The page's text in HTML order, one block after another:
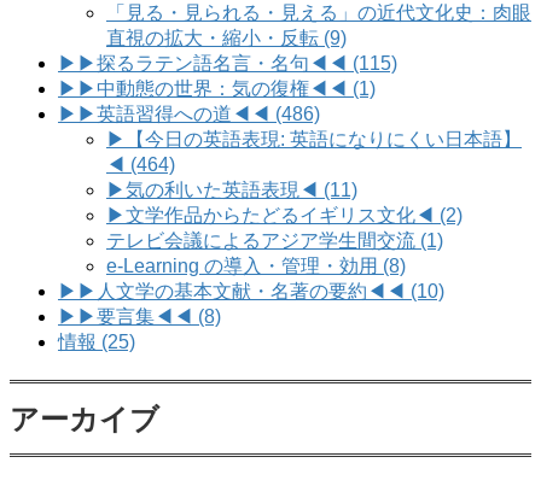
「見る・見られる・見える」の近代文化史：肉眼
直視の拡大・縮小・反転 (9)
▶▶探るラテン語名言・名句◀◀ (115)
▶▶中動態の世界：気の復権◀◀ (1)
▶▶英語習得への道◀◀ (486)
▶【今日の英語表現: 英語になりにくい日本語】
◀ (464)
▶気の利いた英語表現◀ (11)
▶文学作品からたどるイギリス文化◀ (2)
テレビ会議によるアジア学生間交流 (1)
e-Learning の導入・管理・効用 (8)
▶▶人文学の基本文献・名著の要約◀◀ (10)
▶▶要言集◀◀ (8)
情報 (25)
アーカイブ